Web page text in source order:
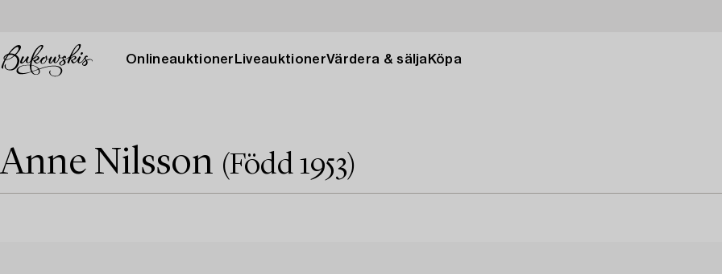
Onlineauktioner LiveauktionerVärdera & sälja Köpa
Anne Nilsson (Född 1953)